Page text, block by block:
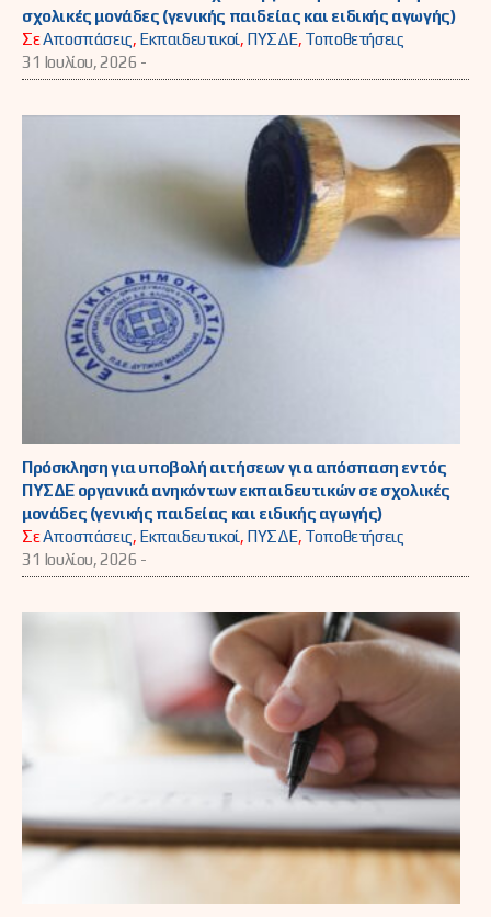
σχολικές μονάδες (γενικής παιδείας και ειδικής αγωγής)
ΣεΑποσπάσεις, Εκπαιδευτικοί, ΠΥΣΔΕ, Τοποθετήσεις
31 Ιουλίου, 2026 -
Πρόσκληση για υποβολή αιτήσεων για απόσπαση εντός
ΠΥΣΔΕ οργανικά ανηκόντων εκπαιδευτικών σε σχολικές
μονάδες (γενικής παιδείας και ειδικής αγωγής)
ΣεΑποσπάσεις, Εκπαιδευτικοί, ΠΥΣΔΕ, Τοποθετήσεις
31 Ιουλίου, 2026 -